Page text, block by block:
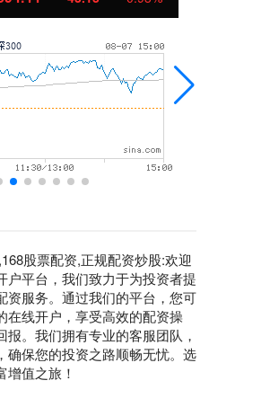
股票配资,正规配资炒股:欢迎
户平台，我们致力于为投资者提
资服务。通过我们的平台，您可
在线开户，享受高效的配资操
。我们拥有专业的客服团队，
确保您的投资之路顺畅无忧。选
值之旅！